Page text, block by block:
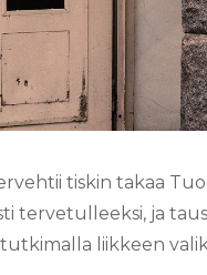
tiskin takaa
tervetulleeksi, ja
liikkeen